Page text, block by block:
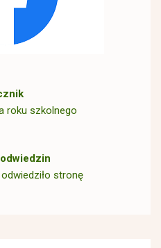
roku szkolnego
stronę